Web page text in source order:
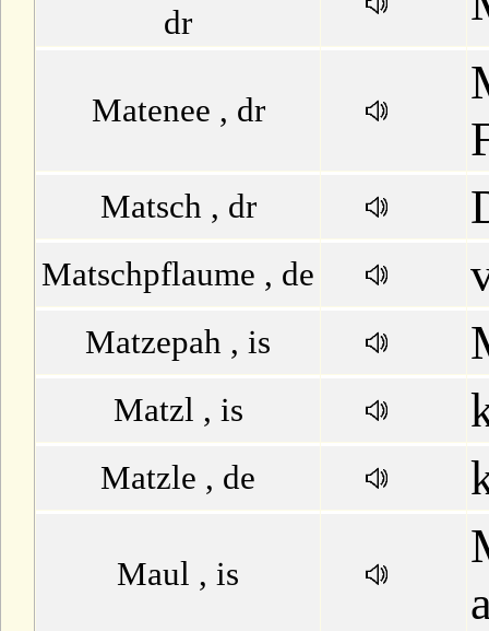
dr
Matenee , dr
Matsch , dr
Matschpflaume , de
Matzepah , is
Matzl , is
Matzle , de
Maul , is